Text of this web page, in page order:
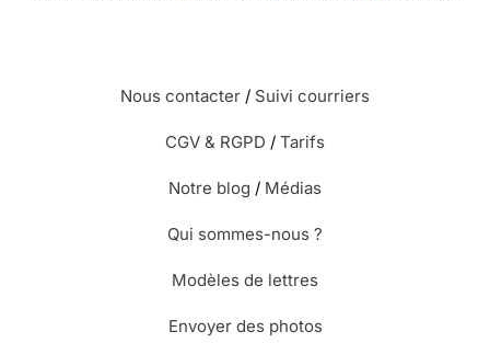
Nous contacter / Suivi courriers
CGV & RGPD / Tarifs
Notre blog / Médias
Qui sommes-nous ?
Modèles de lettres
Envoyer des photos